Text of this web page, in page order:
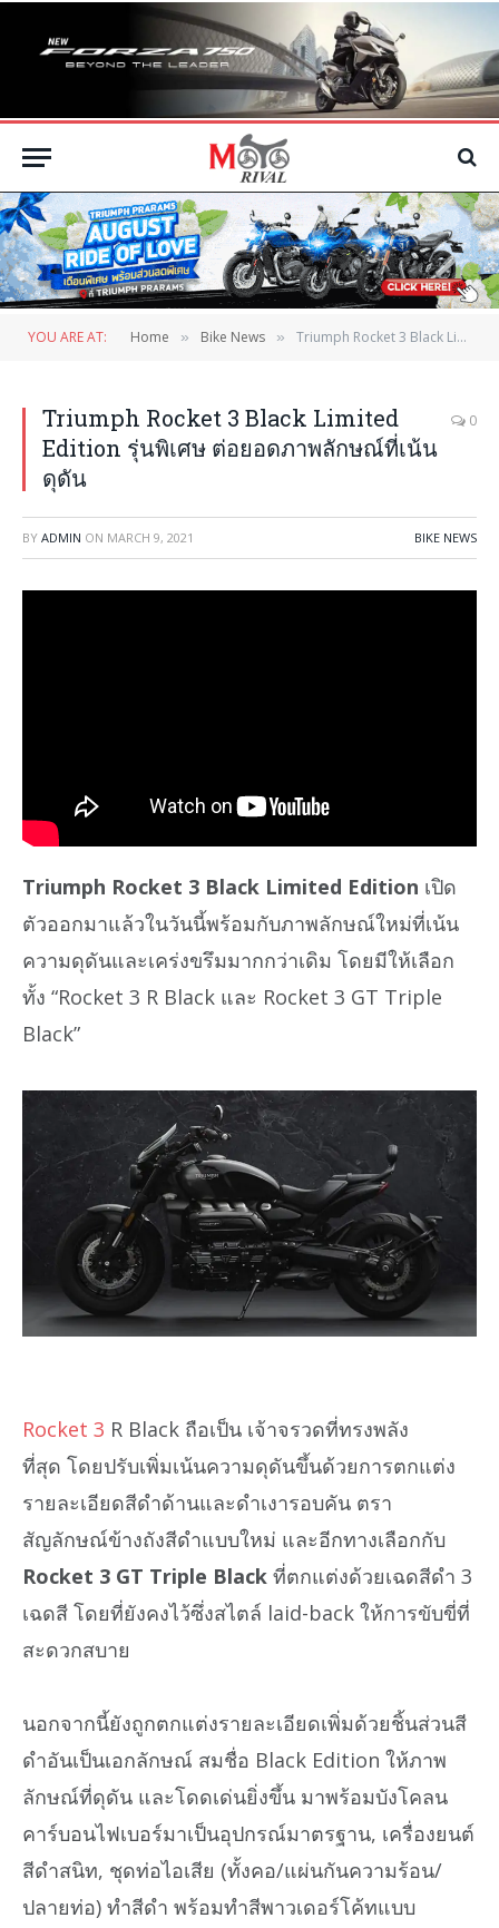
YOU ARE AT: Home » Bike News » Triumph Rocket 3 Black Limited Edition รุ่นพิเศษ ต่อยอดภาพลักษณ์ที่เน้นดุดัน
Triumph Rocket 3 Black Limited
Edition รุ่นพิเศษ ต่อยอดภาพลักษณ์ที่เน้น
ดุดัน
0
BY ADMIN ON MARCH 9, 2021 BIKE NEWS
Triumph Rocket 3 Black Limited Edition เปิด
ตัวออกมาแล้วในวันนี้พร้อมกับภาพลักษณ์ใหม่ที่เน้น
ความดุดันและเคร่งขรึมมากกว่าเดิม โดยมีให้เลือก
ทั้ง “Rocket 3 R Black และ Rocket 3 GT Triple
Black”
Rocket 3 R Black ถือเป็น เจ้าจรวดที่ทรงพลัง
ที่สุด โดยปรับเพิ่มเน้นความดุดันขึ้นด้วยการตกแต่ง
รายละเอียดสีดำด้านและดำเงารอบคัน ตรา
สัญลักษณ์ข้างถังสีดำแบบใหม่ และอีกทางเลือกกับ
Rocket 3 GT Triple Black ที่ตกแต่งด้วยเฉดสีดำ 3
เฉดสี โดยที่ยังคงไว้ซึ่งสไตล์ laid-back ให้การขับขี่ที่
สะดวกสบาย
นอกจากนี้ยังถูกตกแต่งรายละเอียดเพิ่มด้วยชิ้นส่วนสี
ดำอันเป็นเอกลักษณ์ สมชื่อ Black Edition ให้ภาพ
ลักษณ์ที่ดุดัน และโดดเด่นยิ่งขึ้น มาพร้อมบังโคลน
คาร์บอนไฟเบอร์มาเป็นอุปกรณ์มาตรฐาน, เครื่องยนต์
สีดำสนิท, ชุดท่อไอเสีย (ทั้งคอ/แผ่นกันความร้อน/
ปลายท่อ) ทำสีดำ พร้อมทำสีพาวเดอร์โค้ทแบบ